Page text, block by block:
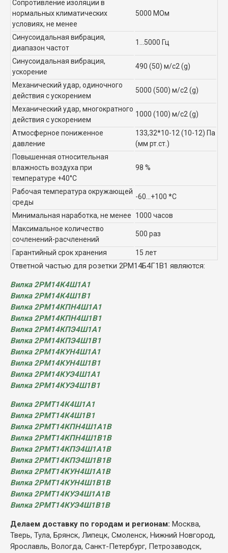
Сопротивление изоляции в
нормальных климатических
условиях, не менее
5000 МОм
Синусоидальная вибрация,
диапазон частот
1...5000 Гц
Синусоидальная вибрация,
ускорение
490 (50) м/с2 (g)
Механический удар, одиночного
действия с ускорением
5000 (500) м/с2 (g)
Механический удар, многократного
действия с ускорением
1000 (100) м/с2 (g)
Атмосферное пониженное
давление
133,32*10-12 (10-12) Па
(мм рт.ст.)
Повышенная относительная
влажность воздуха при
температуре +40°C
98 %
Рабочая температура окружающей
среды
-60...+100 *C
Минимальная наработка, не менее
1000 часов
Максимальное количество
сочленений-расчленений
500 раз
Гарантийный срок хранения 15 лет
Ответной частью для розетки 2РМ14Б4Г1В1 являются:
Вилка 2РМ14К4Ш1А1
Вилка 2РМ14К4Ш1В1
Вилка 2РМ14КПН4Ш1А1
Вилка 2РМ14КПН4Ш1В1
Вилка 2РМ14КПЭ4Ш1А1
Вилка 2РМ14КПЭ4Ш1В1
Вилка 2РМ14КУН4Ш1А1
Вилка 2РМ14КУН4Ш1В1
Вилка 2РМ14КУЭ4Ш1А1
Вилка 2РМ14КУЭ4Ш1В1
Вилка 2РМТ14К4Ш1А1
Вилка 2РМТ14К4Ш1В1
Вилка 2РМТ14КПН4Ш1А1В
Вилка 2РМТ14КПН4Ш1В1В
Вилка 2РМТ14КПЭ4Ш1А1В
Вилка 2РМТ14КПЭ4Ш1В1В
Вилка 2РМТ14КУН4Ш1А1В
Вилка 2РМТ14КУН4Ш1В1В
Вилка 2РМТ14КУЭ4Ш1А1В
Вилка 2РМТ14КУЭ4Ш1В1В
Делаем доставку по городам и регионам: Москва,
Тверь, Тула, Брянск, Липецк, Смоленск, Нижний Новгород,
Ярославль, Вологда, Санкт-Петербург, Петрозаводск,